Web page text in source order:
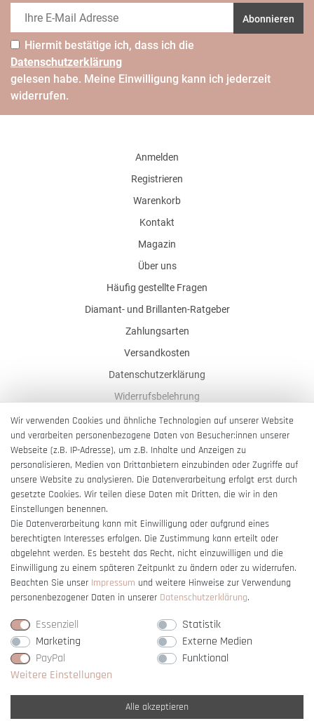
Abonnieren
Hiermit bestätige ich, dass ich die
Daten­schutz­erklärung
gelesen habe. Meine Einwilligung kann ich jederzeit
widerrufen.
Anmelden
Registrieren
Warenkorb
Kontakt
Magazin
Über uns
Häufig gestellte Fragen
Diamant- und Brillanten-Ratgeber
Zahlungsarten
Versandkosten
Datenschutzerklärung
Widerrufsbelehrung
AGB
Impressum
Barrierefreiheitserklärung
Vertrag widerrufen
Wir verwenden Cookies und ähnliche Technologien auf unserer Website
und verarbeiten personenbezogene Daten von Besucher:innen unserer
Webseite (z.B. IP-Adresse), um z.B. Inhalte und Anzeigen zu
personalisieren, Medien von Drittanbietern einzubinden oder Zugriffe auf
unsere Website zu analysieren. Die Datenverarbeitung erfolgt erst durch
gesetzte Cookies. Wir teilen diese Daten mit Dritten, die wir in den
Einstellungen benennen.
Die Datenverarbeitung kann mit Einwilligung oder aufgrund eines
berechtigten Interesses erfolgen. Die Zustimmung kann erteilt oder
abgelehnt werden. Es besteht das Recht, nicht einzuwilligen und die
Einwilligung zu einem späteren Zeitpunkt zu ändern oder zu widerrufen.
Beachten Sie unser Impressum und weitere Hinweise zur Verwendung
personenbezogener Daten in unserer Daten­schutz­erklärung.
Essenziell
Statistik
Marketing
Externe Medien
PayPal
Funktional
Weitere Einstellungen
Alle akzeptieren